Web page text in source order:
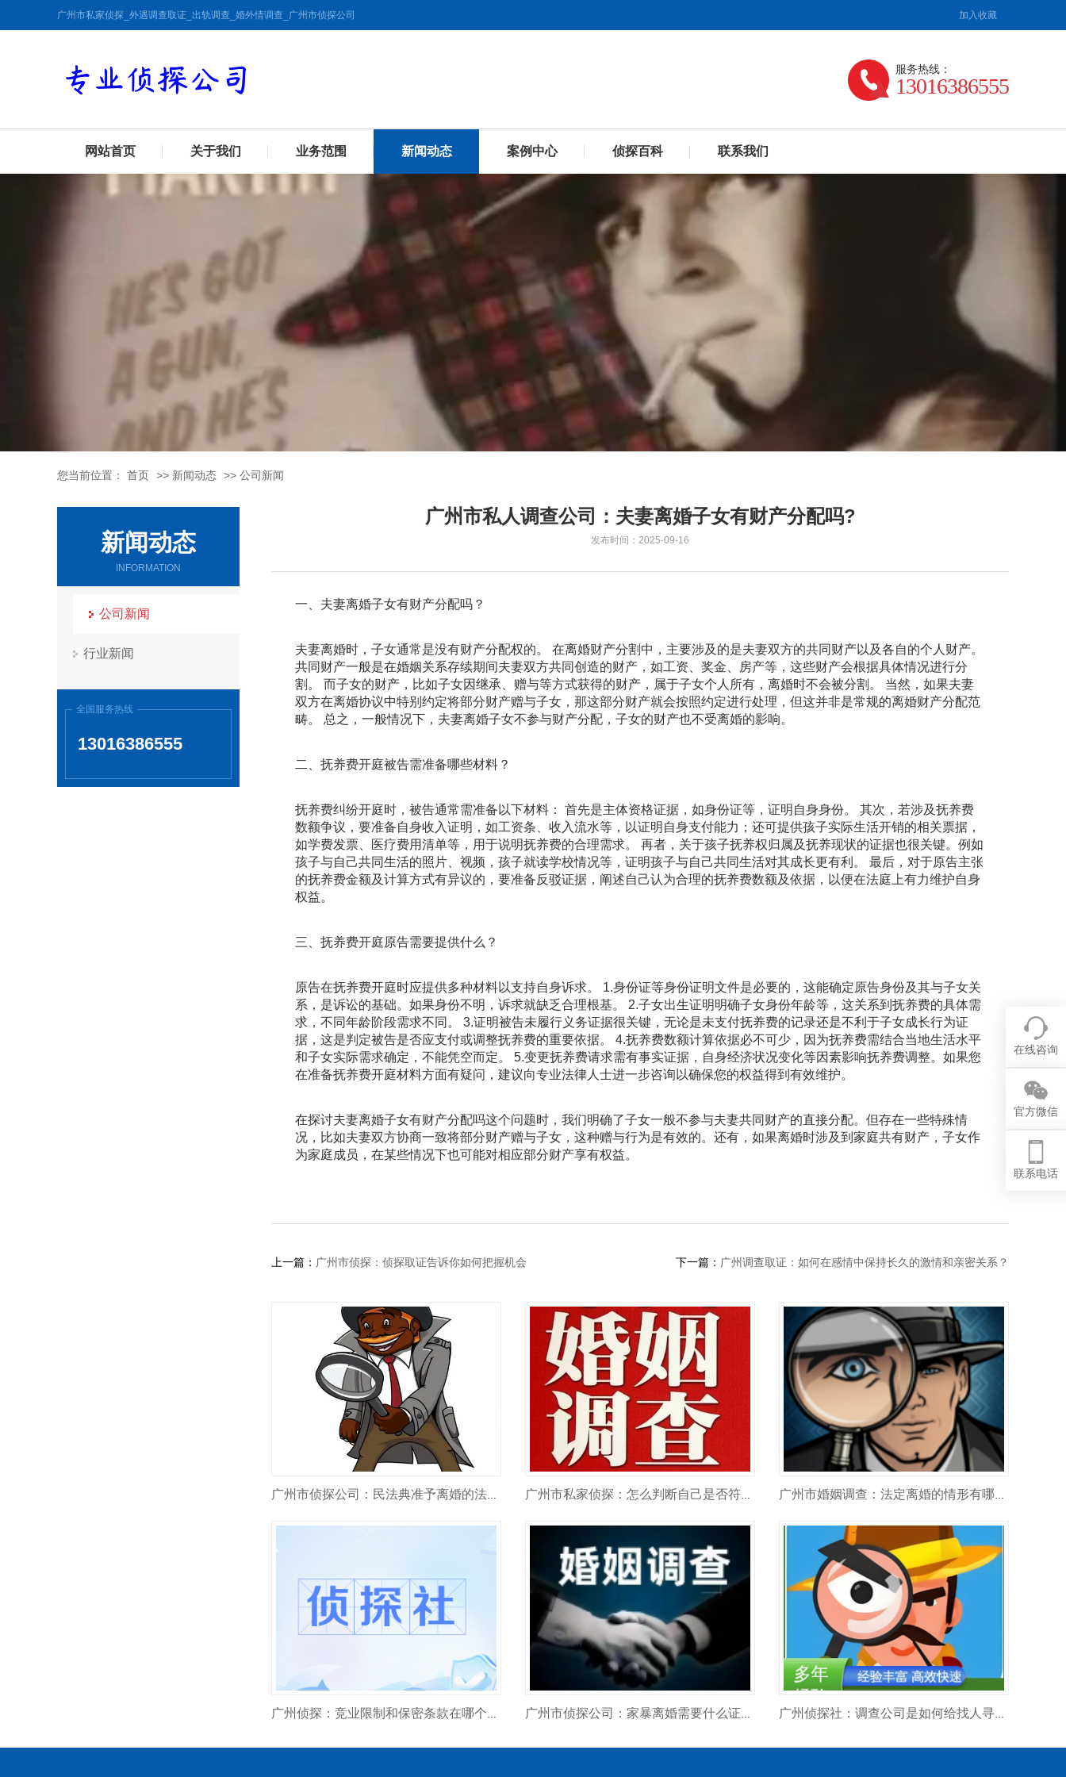
广州市私家侦探_外遇调查取证_出轨调查_婚外情调查_广州市侦探公司 加入收藏
服务热线：
13016386555
网站首页 关于我们 业务范围 新闻动态 案例中心 侦探百科 联系我们
您当前位置： 首页 >> 新闻动态 >> 公司新闻
新闻动态
INFORMATION
公司新闻
行业新闻
全国服务热线
13016386555
广州市私人调查公司：夫妻离婚子女有财产分配吗?
发布时间：2025-09-16
一、夫妻离婚子女有财产分配吗？
夫妻离婚时，子女通常是没有财产分配权的。 在离婚财产分割中，主要涉及的是夫妻双方的共同财产以及各自的个人财产。
共同财产一般是在婚姻关系存续期间夫妻双方共同创造的财产，如工资、奖金、房产等，这些财产会根据具体情况进行分
割。 而子女的财产，比如子女因继承、赠与等方式获得的财产，属于子女个人所有，离婚时不会被分割。 当然，如果夫妻
双方在离婚协议中特别约定将部分财产赠与子女，那这部分财产就会按照约定进行处理，但这并非是常规的离婚财产分配范
畴。 总之，一般情况下，夫妻离婚子女不参与财产分配，子女的财产也不受离婚的影响。
二、抚养费开庭被告需准备哪些材料？
抚养费纠纷开庭时，被告通常需准备以下材料： 首先是主体资格证据，如身份证等，证明自身身份。 其次，若涉及抚养费
数额争议，要准备自身收入证明，如工资条、收入流水等，以证明自身支付能力；还可提供孩子实际生活开销的相关票据，
如学费发票、医疗费用清单等，用于说明抚养费的合理需求。 再者，关于孩子抚养权归属及抚养现状的证据也很关键。例如
孩子与自己共同生活的照片、视频，孩子就读学校情况等，证明孩子与自己共同生活对其成长更有利。 最后，对于原告主张
的抚养费金额及计算方式有异议的，要准备反驳证据，阐述自己认为合理的抚养费数额及依据，以便在法庭上有力维护自身
权益。
三、抚养费开庭原告需要提供什么？
原告在抚养费开庭时应提供多种材料以支持自身诉求。 1.身份证等身份证明文件是必要的，这能确定原告身份及其与子女关
系，是诉讼的基础。如果身份不明，诉求就缺乏合理根基。 2.子女出生证明明确子女身份年龄等，这关系到抚养费的具体需
求，不同年龄阶段需求不同。 3.证明被告未履行义务证据很关键，无论是未支付抚养费的记录还是不利于子女成长行为证
据，这是判定被告是否应支付或调整抚养费的重要依据。 4.抚养费数额计算依据必不可少，因为抚养费需结合当地生活水平
和子女实际需求确定，不能凭空而定。 5.变更抚养费请求需有事实证据，自身经济状况变化等因素影响抚养费调整。如果您
在准备抚养费开庭材料方面有疑问，建议向专业法律人士进一步咨询以确保您的权益得到有效维护。
在探讨夫妻离婚子女有财产分配吗这个问题时，我们明确了子女一般不参与夫妻共同财产的直接分配。但存在一些特殊情
况，比如夫妻双方协商一致将部分财产赠与子女，这种赠与行为是有效的。还有，如果离婚时涉及到家庭共有财产，子女作
为家庭成员，在某些情况下也可能对相应部分财产享有权益。
上一篇： 广州市侦探：侦探取证告诉你如何把握机会 下一篇： 广州调查取证：如何在感情中保持长久的激情和亲密关系？
广州市侦探公司：民法典准予离婚的法定情形有哪些？ 广州市私家侦探：怎么判断自己是否符合‘感情破裂’标准？ 广州市婚姻调查：法定离婚的情形有哪些？
广州侦探：竞业限制和保密条款在哪个法律依据？ 广州市侦探公司：家暴离婚需要什么证据？ 广州侦探社：调查公司是如何给找人寻人的？
在线咨询
官方微信
联系电话